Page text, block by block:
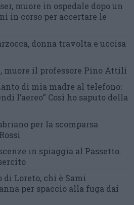
muore in ospedale dopo un
in corso per accertare le
donna travolta e uccisa
muore il professore Pino Attili
di mia madre al telefono:
l’aereo” Così ho saputo della
per la scomparsa
in spiaggia al Passetto.
Loreto, chi è Sami
per spaccio alla fuga dai